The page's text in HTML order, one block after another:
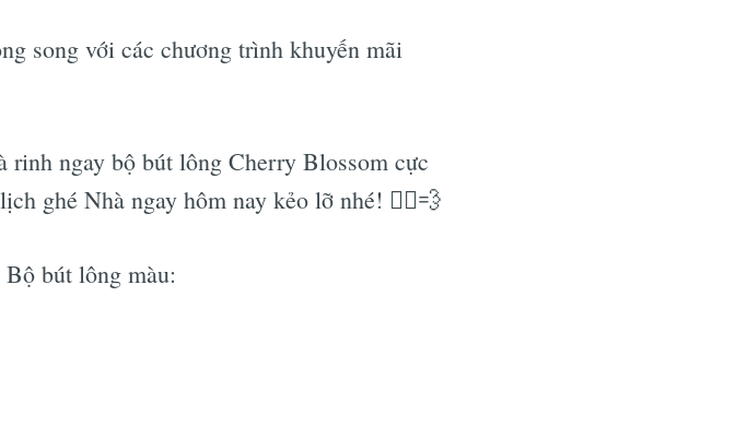
song với các chương trình khuyến mãi
rinh ngay bộ bút lông Cherry Blossom cực
ghé Nhà ngay hôm nay kẻo lỡ nhé! 🏃‍♂️💨
bút lông màu: